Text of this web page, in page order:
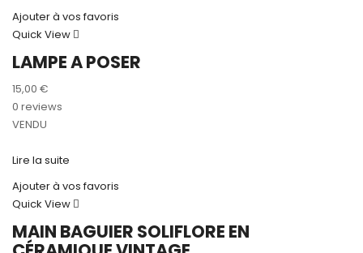
Ajouter à vos favoris
Quick View
LAMPE A POSER
15,00 €
0 reviews
VENDU
Lire la suite
Ajouter à vos favoris
Quick View
MAIN BAGUIER SOLIFLORE EN